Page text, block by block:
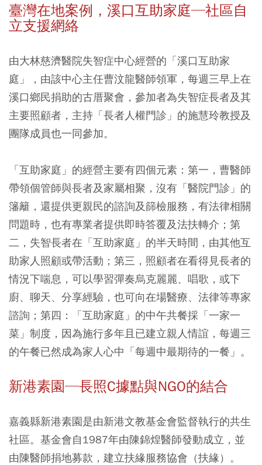
臺灣在地案例，溪口互助家庭─社區自
立支援網絡
由大林慈濟醫院失智症中心經營的「溪口互助家
庭」，由該中心主任曹汶龍醫師領軍，每週三早上在
溪口鄉民捐助的古厝聚會，參加者為失智症長者及其
主要照顧者，主持「長者人權門診」的施慧玲教授及
團隊成員也一同參加。
「互助家庭」的經營主要有四個元素：第一，曹醫師
帶領個管師與長者及家屬相聚，沒有「醫院門診」的
籓籬，還提供更親民的諮詢及篩檢服務，有法律相關
問題時，也有專業者提供即時答覆及法扶轉介；第
二，失智長者在「互助家庭」的半天時間，由其他互
助家人照顧或帶活動；第三，照顧者在看得見長者的
情況下喘息，可以學習彈奏烏克麗麗、唱歌，或下
廚、聊天、分享經驗，也可向在場醫療、法律等專家
諮詢；第四：「互助家庭」的中午共餐採「一家一
菜」制度，因為施行多年且已建立親人情誼，每週三
的午餐已然成為家人心中「每週中最期待的一餐」。
新港素園─長照C據點與NGO的結合
嘉義縣新港素園是由新港文教基金會監督執行的共生
社區。基金會自1987年由陳錦煌醫師發動成立，並
由陳醫師捐地募款，建立扶緣服務協會（扶緣）。